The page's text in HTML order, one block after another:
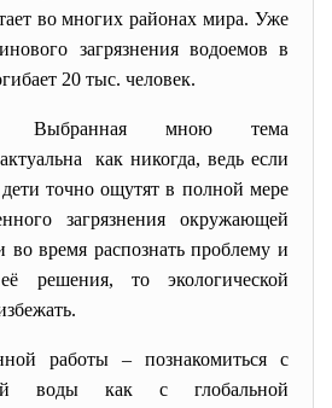
во многих районах мира. Уже
загрязнения водоемов в
20 тыс. человек.
Выбранная мною тема
как никогда, ведь если
точно ощутят в полной мере
загрязнения окружающей
во время распознать проблему и
решения, то экологической
работы – познакомиться с
воды как с глобальной